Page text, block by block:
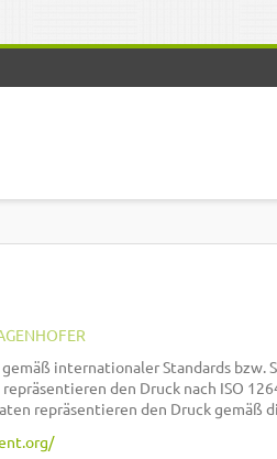
internationaler Standards bzw.
den Druck nach ISO
repräsentieren den Druck gemäß